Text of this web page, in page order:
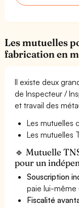
Les mutuelles
fabrication en
Il existe deux
de Inspecteur /
et travail des
Les mutuelles
Les mutuelles
🔹 Mutuelle
pour un
Souscription
paie lui-même
Fiscalité